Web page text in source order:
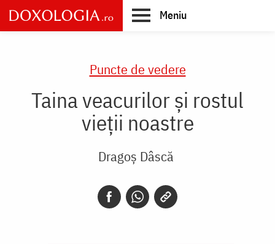
Skip
to
main
Meniu
Puncte de vedere
Taina veacurilor și rostul
vieții noastre
Dragoș Dâscă